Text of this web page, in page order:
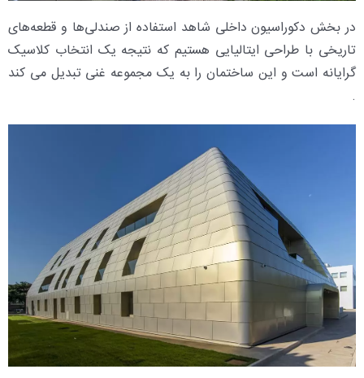
در بخش دکوراسیون داخلی شاهد استفاده از صندلی‌ها و قطعه‌های
تاریخی با طراحی ایتالیایی هستیم که نتیجه یک انتخاب کلاسیک
گرایانه است و این ساختمان را به یک مجموعه غنی تبدیل می کند
.